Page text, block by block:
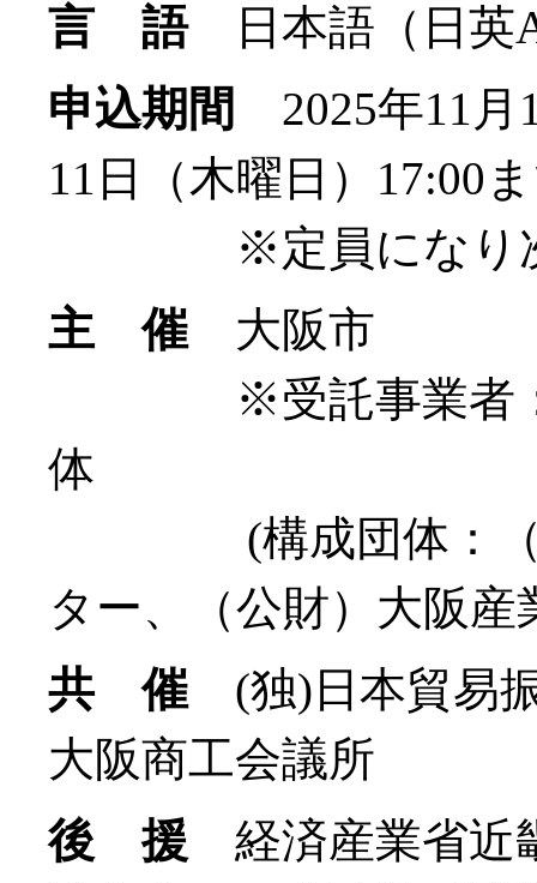
言 語日本語（日英
申込期間
2025年11月
11日（木曜日）17:00
※定員になり次
主 催 大阪市
※受託事業者：大
体
(構成団体：（一
ター、（公財）大阪産
共 催 (独)日本貿易
大阪商工会議所
後 援 経済産業省近